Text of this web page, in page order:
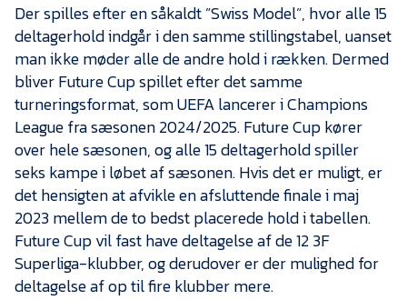
Der spilles efter en såkaldt ”Swiss Model”, hvor alle 15
deltagerhold indgår i den samme stillingstabel, uanset
man ikke møder alle de andre hold i rækken. Dermed
bliver Future Cup spillet efter det samme
turneringsformat, som UEFA lancerer i Champions
League fra sæsonen 2024/2025. Future Cup kører
over hele sæsonen, og alle 15 deltagerhold spiller
seks kampe i løbet af sæsonen. Hvis det er muligt, er
det hensigten at afvikle en afsluttende finale i maj
2023 mellem de to bedst placerede hold i tabellen.
Future Cup vil fast have deltagelse af de 12 3F
Superliga-klubber, og derudover er der mulighed for
deltagelse af op til fire klubber mere.